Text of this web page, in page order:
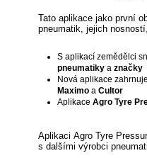
Tato aplikace jako první
pneumatik, jejich
S aplikací zemědělci
pneumatiky a značky
Nová aplikace
Maximo a Cultor
Aplikace Agro Tyre
Aplikaci Agro Tyre
s dalšími výrobci